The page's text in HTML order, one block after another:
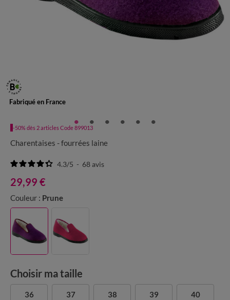
Fabriqué en France
-50% dès 2 articles Code 899013
Charentaises - fourrées laine
4.3/5 - 68avis
29,99 €
Couleur : Prune
Choisir ma taille
36 37 38 39 40